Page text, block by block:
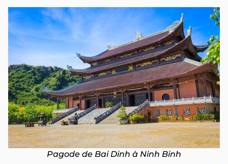
Pagode de Bai Dinh à Ninh Binh